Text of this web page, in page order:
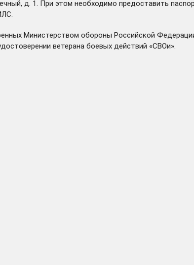
д. 1. При этом необходимо предоставить
Министерством обороны Российской
ветерана боевых действий «СВОи».